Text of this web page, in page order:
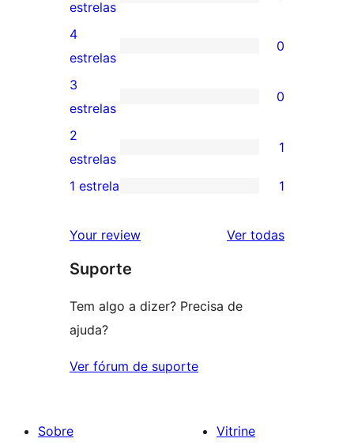
6
avaliações
com
5
estrelas
estrelas
0
avaliação
com
4
estrela
4
estrelas
0
0
avaliação
com
3
3
estrelas
0
1
avaliação
2
2
estrelas
1
com
1
1 estrela 1
Your review Ver todasavaliações
Suporte
Tem algo a dizer? Precisa de
ajuda?
Ver fórum de suporte
Sobre
Vitrine